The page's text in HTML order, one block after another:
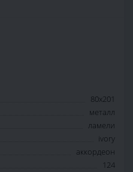
80х201
металл
ламели
ivory
аккордеон
124